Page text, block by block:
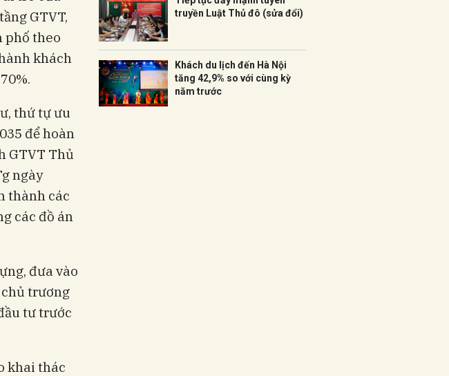
GTVT,
phố theo
khách
thứ tự ưu
để hoàn
GTVT Thủ
ngày
thành các
các đồ án
đưa vào
trương
tư trước
khai thác
truyền Luật Thủ đô (sửa đổi)
Khách du lịch đến Hà Nội
tăng 42,9% so với cùng kỳ
năm trước